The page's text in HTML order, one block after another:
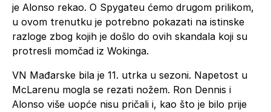
je Alonso rekao. O Spygateu ćemo drugom prilikom,
u ovom trenutku je potrebno pokazati na istinske
razloge zbog kojih je došlo do ovih skandala koji su
protresli momčad iz Wokinga.
VN Mađarske bila je 11. utrka u sezoni. Napetost u
McLarenu mogla se rezati nožem. Ron Dennis i
Alonso više uopće nisu pričali i, kao što je bilo prije